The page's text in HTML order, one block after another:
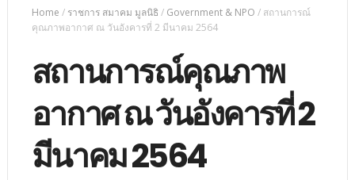
Home / ราชการ สมาคม มูลนิธิ / Government & NPO / สถานการณ์
คุณภาพอากาศ ณ วันอังคารที่ 2 มีนาคม 2564
สถานการณ์คุณภาพ
อากาศ ณ วันอังคารที่ 2
มีนาคม 2564